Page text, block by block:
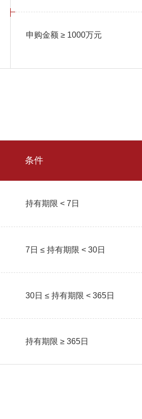
申购金额 ≥ 1000万元
条件
持有期限 < 7日
7日 ≤ 持有期限 < 30日
30日 ≤ 持有期限 < 365日
持有期限 ≥ 365日